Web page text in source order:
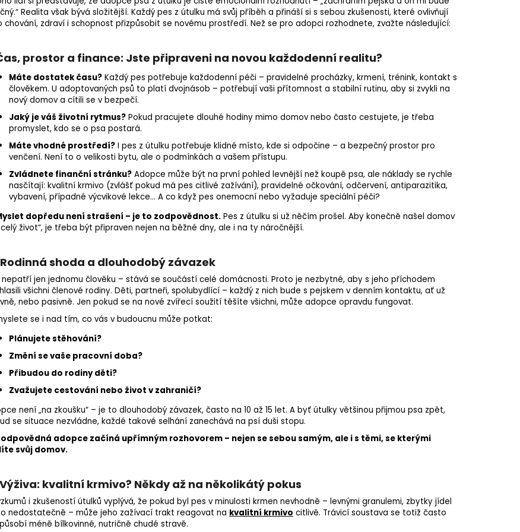
Realita však bývá složitější. Každý pes z útulku má svůj příběh a přináší si s sebou zkušenosti, které ovlivňují
chování, zdraví i schopnost přizpůsobit se novému prostředí. Než se pro adopci rozhodnete, zvažte následující:
prostor a finance: Jste připraveni na novou každodenní realitu?
Máte dostatek času? Každý pes potřebuje každodenní péči – pravidelné procházky, krmení, trénink, kontakt s
člověkem. U adoptovaných psů to platí dvojnásob – potřebují vaši přítomnost a stabilní rutinu, aby si zvykli na
nový domov a cítili se v bezpečí.
Jaký je váš životní rytmus? Pokud pracujete dlouhé hodiny mimo domov nebo často cestujete, je třeba
promyslet, kdo se o psa postará.
Máte vhodné prostředí? I pes z útulku potřebuje klidné místo, kde si odpočine – a bezpečný prostor pro
venčení. Není to o velikosti bytu, ale o podmínkách a vašem přístupu.
Zvládnete finanční stránku? Adopce může být na první pohled levnější než koupě psa, ale náklady se rychle
nasčítají: kvalitní krmivo (zvlášť pokud má pes citlivé zažívání), pravidelné očkování, odčervení, antiparazitika,
vybavení, případné výcvikové lekce... A co když pes onemocní nebo vyžaduje speciální péči?
dopředu není strašení – je to zodpovědnost. Pes z útulku si už něčím prošel. Aby konečně našel domov
celý život“, je třeba být připraven nejen na běžné dny, ale i na ty náročnější.
Rodinná shoda a dlouhodobý závazek
nepatří jen jednomu člověku – stává se součástí celé domácnosti. Proto je nezbytné, aby s jeho příchodem
všichni členové rodiny. Děti, partneři, spolubydlící – každý z nich bude s pejskem v denním kontaktu, ať už
nebo pasivně. Jen pokud se na nové zvířecí soužití těšíte všichni, může adopce opravdu fungovat.
se i nad tím, co vás v budoucnu může potkat:
Plánujete stěhování?
Změní se vaše pracovní doba?
Přibudou do rodiny děti?
Zvažujete cestování nebo život v zahraničí?
není „na zkoušku“ – je to dlouhodobý závazek, často na 10 až 15 let. A byť útulky většinou přijmou psa zpět,
se situace nezvládne, každé takové selhání zanechává na psí duši stopu.
adopce začíná upřímným rozhovorem – nejen se sebou samým, ale i s těmi, se kterými
svůj domov.
kvalitní krmivo? Někdy až na několikátý pokus
i zkušeností útulků vyplývá, že pokud byl pes v minulosti krmen nevhodně – levnými granulemi, zbytky jídel
nedostatečně – může jeho zažívací trakt reagovat na kvalitní krmivo citlivě. Trávicí soustava se totiž často
méně bílkovinné, nutričně chudé stravě.